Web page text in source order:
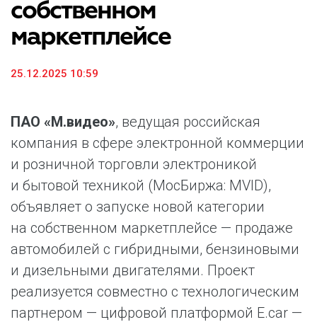
собственном
маркетплейсе
25.12.2025 10:59
ПАО «М.видео», ведущая российская
компания в сфере электронной коммерции
и розничной торговли электроникой
и бытовой техникой (МосБиржа: MVID),
объявляет о запуске новой категории
на собственном маркетплейсе — продаже
автомобилей с гибридными, бензиновыми
и дизельными двигателями. Проект
реализуется совместно с технологическим
партнером — цифровой платформой E.car —